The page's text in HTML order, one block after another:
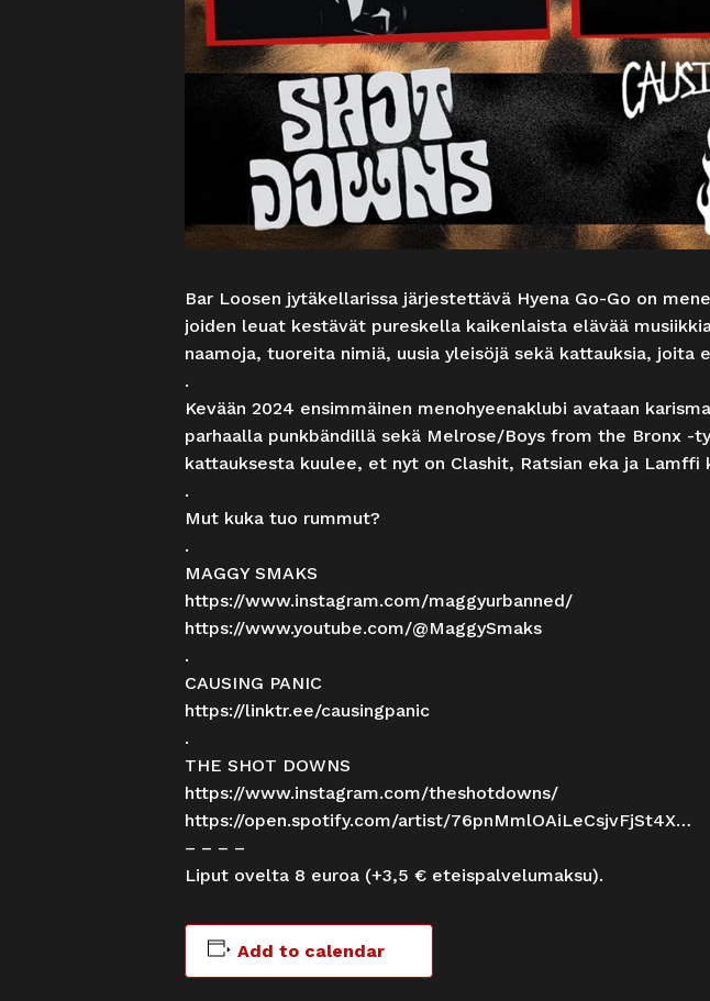
Bar Loosen jytäkellarissa järjestettävä Hyena Go-Go on
joiden leuat kestävät pureskella kaikenlaista elävää
naamoja, tuoreita nimiä, uusia yleisöjä sekä kattauksia,
.
Kevään 2024 ensimmäinen menohyeenaklubi avataan
parhaalla punkbändillä sekä Melrose/Boys from the Bronx
kattauksesta kuulee, et nyt on Clashit, Ratsian eka ja
.
Mut kuka tuo rummut?
.
MAGGY SMAKS
https://www.instagram.com/maggyurbanned/
https://www.youtube.com/@MaggySmaks
.
CAUSING PANIC
https://linktr.ee/causingpanic
.
THE SHOT DOWNS
https://www.instagram.com/theshotdowns/
https://open.spotify.com/artist/76pnMmlOAiLeCsjvFjSt4X…
– – – –
Liput ovelta 8 euroa (+3,5 € eteispalvelumaksu).
Add to calendar